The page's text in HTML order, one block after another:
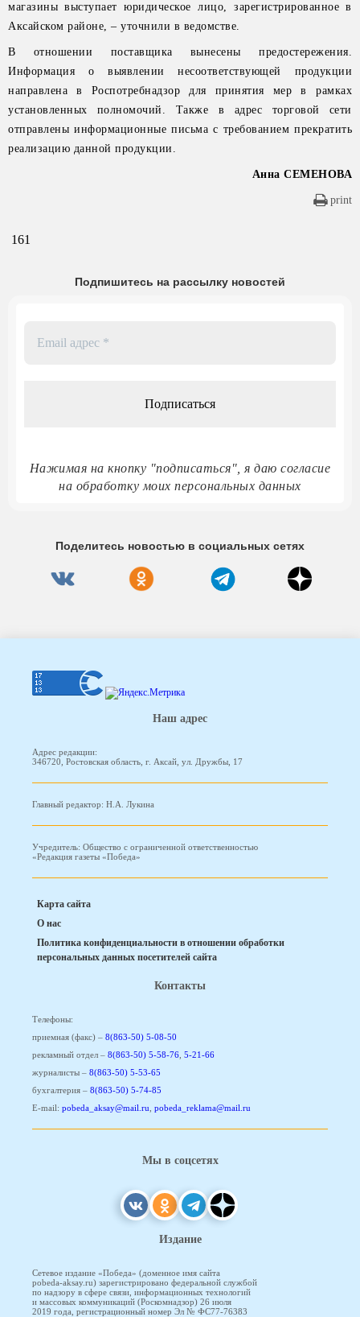
магазины выступает юридическое лицо, зарегистрированное в
Аксайском районе, – уточнили в ведомстве.
В отношении поставщика вынесены предостережения.
Информация о выявлении несоответствующей продукции
направлена в Роспотребнадзор для принятия мер в рамках
установленных полномочий. Также в адрес торговой сети
отправлены информационные письма с требованием прекратить
реализацию данной продукции.
Анна СЕМЕНОВА
print
161
Подпишитесь на рассылку новостей
Нажимая на кнопку "подписаться", я даю согласие
на обработку моих персональных данных
Поделитесь новостью в социальных сетях
Наш адрес
Адрес редакции:
346720, Ростовская область, г. Аксай, ул. Дружбы, 17
Главный редактор: Н.А. Лукина
Учредитель: Общество с ограниченной ответственностью
«Редакция газеты «Победа»
Карта сайта
О нас
Политика конфиденциальности в отношении обработки
персональных данных посетителей сайта
Контакты
Телефоны:
приемная (факс) – 8(863-50) 5-08-50
рекламный отдел – 8(863-50) 5-58-76, 5-21-66
журналисты – 8(863-50) 5-53-65
бухгалтерия – 8(863-50) 5-74-85
E-mail: pobeda_aksay@mail.ru, pobeda_reklama@mail.ru
Мы в соцсетях
Издание
Сетевое издание «Победа» (доменное имя сайта
pobeda-aksay.ru) зарегистрировано федеральной службой
по надзору в сфере связи, информационных технологий
и массовых коммуникаций (Роскомнадзор) 26 июля
2019 года, регистрационный номер Эл № ФС77-76383